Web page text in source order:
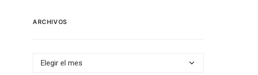
ARCHIVOS
Archivos